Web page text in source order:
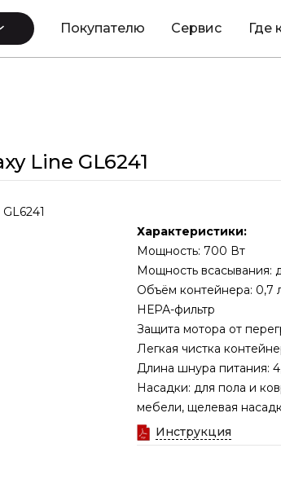
Покупателю Сервис Где
Line GL6241
Характеристики:
Мощность: 700 Вт
Мощность всасывания:
Объём контейнера: 0,7
НЕРА-фильтр
Защита мотора от
Легкая чистка
Длина шнура питания:
Насадки: для пола и
мебели, щелевая
Инструкция